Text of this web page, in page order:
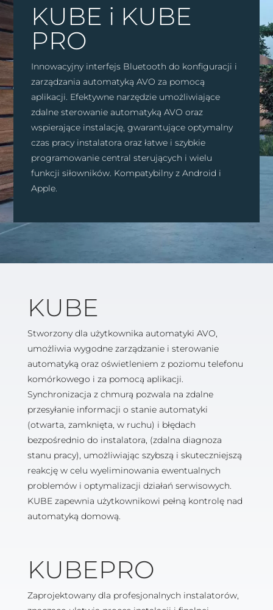
KUBE i KUBE
PRO
Innowacyjny interfejs Bluetooth do konfiguracji i
zarządzania automatyką AVO za pomocą
aplikacji. Efektywne narzędzie umożliwiające
zdalne sterowanie automatyką AVO oraz
wspierające instalację, gwarantujące optymalny
czas pracy instalatora oraz łatwe i szybkie
programowanie central sterujących i wielu
funkcji siłowników. Kompatybilny z Android i
Apple.
KUBE
Stworzony dla użytkownika automatyki AVO,
umożliwia wygodne zarządzanie i sterowanie
automatyką oraz oświetleniem z poziomu telefonu
komórkowego i za pomocą aplikacji.
Synchronizacja z chmurą pozwala na zdalne
przesyłanie informacji o stanie automatyki
(otwarta, zamknięta, w ruchu) i błędach
bezpośrednio do instalatora, (zdalna diagnoza
stanu pracy), umożliwiając szybszą i skuteczniejszą
reakcję w celu wyeliminowania ewentualnych
problemów i optymalizacji działań serwisowych.
KUBE zapewnia użytkownikowi pełną kontrolę nad
automatyką domową.
KUBEPRO
Zaprojektowany dla profesjonalnych instalatorów,